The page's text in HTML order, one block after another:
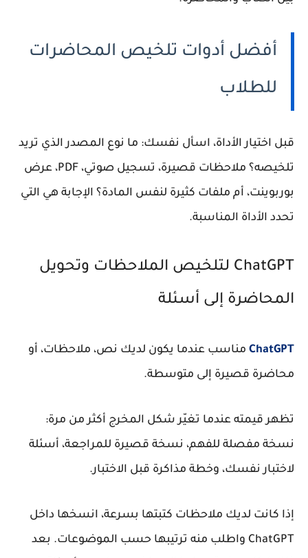
أفضل أدوات تلخيص المحاضرات
للطلاب
قبل اختيار الأداة، اسأل نفسك: ما نوع المصدر الذي تريد
تلخيصه؟ ملاحظات قصيرة، تسجيل صوتي، PDF، عرض
بوربوينت، أم ملفات كثيرة لنفس المادة؟ الإجابة هي التي
تحدد الأداة المناسبة.
ChatGPT لتلخيص الملاحظات وتحويل
المحاضرة إلى أسئلة
ChatGPT مناسب عندما يكون لديك نص، ملاحظات، أو
محاضرة قصيرة إلى متوسطة.
تظهر قيمته عندما تغيّر شكل المخرج أكثر من مرة:
نسخة مفصلة للفهم، نسخة قصيرة للمراجعة، أسئلة
لاختبار نفسك، وخطة مذاكرة قبل الاختبار.
إذا كانت لديك ملاحظات كتبتها بسرعة، انسخها داخل
ChatGPT واطلب منه ترتيبها حسب الموضوعات. بعد